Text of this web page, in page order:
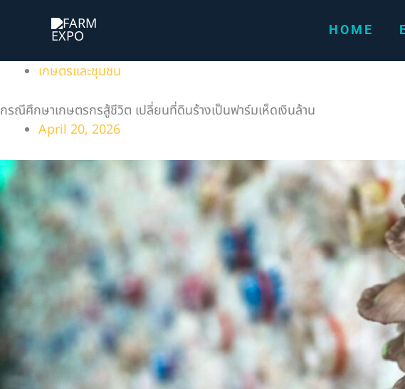
HOME
เกษตรและชุมชน
กรณีศึกษาเกษตรกรสู้ชีวิต เปลี่ยนที่ดินร้างเป็นฟาร์มเห็ดเงินล้าน
April 20, 2026